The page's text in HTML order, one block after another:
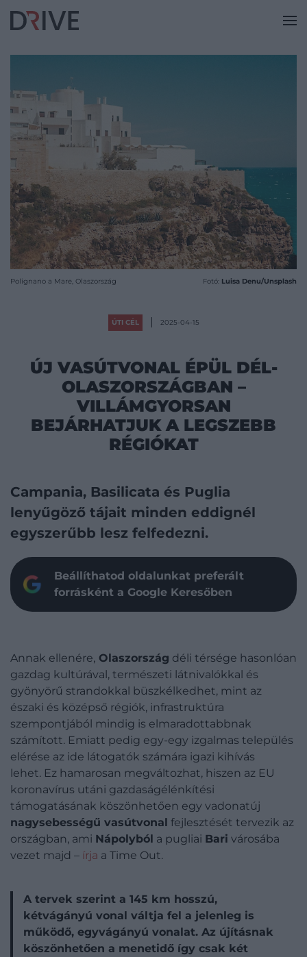
Polignano a Mare, Olaszország Fotó: Luisa Denu/Unsplash
ÚTI CÉL 2025-04-15
ÚJ VASÚTVONAL ÉPÜL DÉL-
OLASZORSZÁGBAN –
VILLÁMGYORSAN
BEJÁRHATJUK A LEGSZEBB
RÉGIÓKAT
Campania, Basilicata és Puglia
lenyűgöző tájait minden eddignél
egyszerűbb lesz felfedezni.
Beállíthatod oldalunkat preferált
forrásként a Google Keresőben
Annak ellenére, Olaszország déli térsége hasonlóan
gazdag kultúrával, természeti látnivalókkal és
gyönyörű strandokkal büszkélkedhet, mint az
északi és középső régiók, infrastruktúra
szempontjából mindig is elmaradottabbnak
számított. Emiatt pedig egy-egy izgalmas település
elérése az ide látogatók számára igazi kihívás
lehet. Ez hamarosan megváltozhat, hiszen az EU
koronavírus utáni gazdaságélénkítési
támogatásának köszönhetően egy vadonatúj
nagysebességű vasútvonal fejlesztését tervezik az
országban, ami Nápolyból a pugliai Bari városába
vezet majd – írja a Time Out.
A tervek szerint a 145 km hosszú,
kétvágányú vonal váltja fel a jelenleg is
működő, egyvágányú vonalat. Az újításnak
köszönhetően a menetidő így csak két